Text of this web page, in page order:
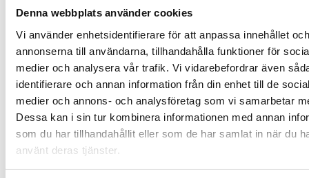
Denna webbplats använder cookies
Vi använder enhetsidentifierare för att anpassa innehållet och
annonserna till användarna, tillhandahålla funktioner för
medier och analysera vår trafik. Vi vidarebefordrar även
identifierare och annan information från din enhet till de
medier och annons- och analysföretag som vi samarbetar
Dessa kan i sin tur kombinera informationen med annan
som du har tillhandahållit eller som de har samlat in när du
använt deras tjänster.
såklart på din syn, men även din livsstil.
Läs mer